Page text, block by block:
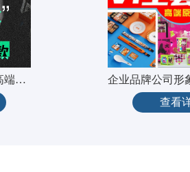
企业VI卡通图标志字体高端头像
查看